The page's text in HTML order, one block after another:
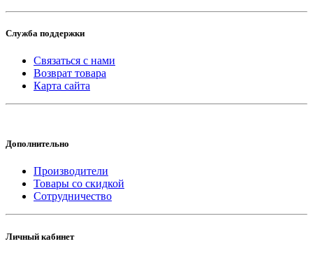
Служба поддержки
Связаться с нами
Возврат товара
Карта сайта
Дополнительно
Производители
Товары со скидкой
Сотрудничество
Личный кабинет